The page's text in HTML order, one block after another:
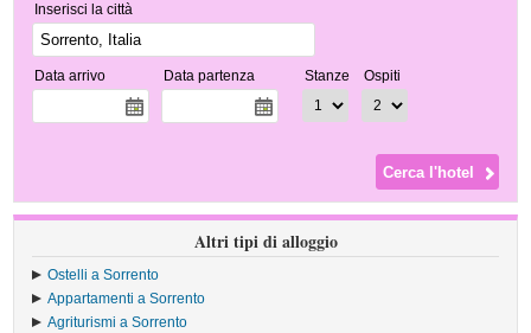
Inserisci la città
Data arrivo Data partenza Stanze Ospiti
Altri tipi di alloggio
Ostelli a Sorrento
Appartamenti a Sorrento
Agriturismi a Sorrento